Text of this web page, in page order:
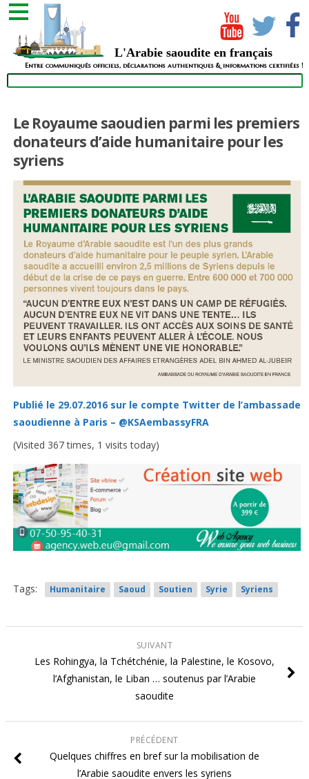
L'Arabie saoudite en français
Entre communiqués officiels, déclarations authentiques & informations certifiées !
Le Royaume saoudien parmi les premiers
donateurs d’aide humanitaire pour les
syriens
Publié le 29.07.2016 sur le compte Twitter de l’ambassade
saoudienne à Paris – @KSAembassyFRA
(Visited 367 times, 1 visits today)
Tags: Humanitaire Saoud Soutien Syrie Syriens
SUIVANT
Les Rohingya, la Tchétchénie, la Palestine, le Kosovo,
l’Afghanistan, le Liban … soutenus par l’Arabie
saoudite
PRÉCÉDENT
Quelques chiffres en bref sur la mobilisation de
l’Arabie saoudite envers les syriens